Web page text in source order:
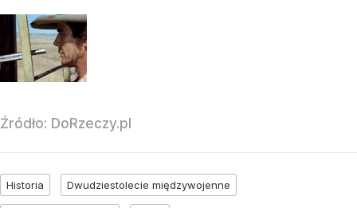
Źródło: DoRzeczy.pl
Historia Dwudziestolecie międzywojenne